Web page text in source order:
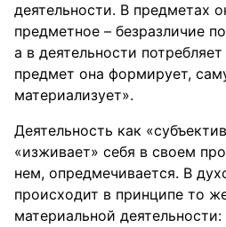
деятельности. В предметах
предметное – безразличие
а в деятельности
предмет она формирует,
материализует».
Деятельность как
«изживает» себя в своем
нем, опредмечивается. В
происходит в принципе то
материальной